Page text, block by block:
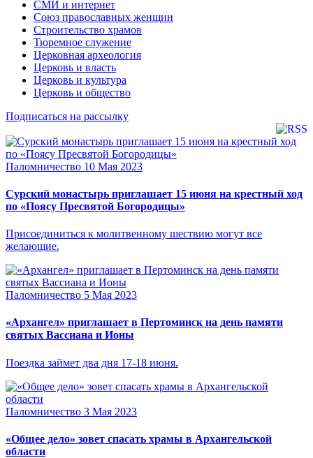
СМИ и интернет
Союз православных женщин
Строительство храмов
Тюремное служение
Церковная археология
Церковь и власть
Церковь и культура
Церковь и общество
Подписаться на рассылку
Паломничество 10 Мая 2023
Сурский монастырь приглашает 15 июня на крестный ход
по «Поясу Пресвятой Богородицы»
Присоединиться к молитвенному шествию могут все
желающие.
Паломничество 5 Мая 2023
«Архангел» приглашает в Пертоминск на день памяти
святых Вассиана и Ионы
Поездка займет два дня 17-18 июня.
Паломничество 3 Мая 2023
«Общее дело» зовет спасать храмы в Архангельской
области